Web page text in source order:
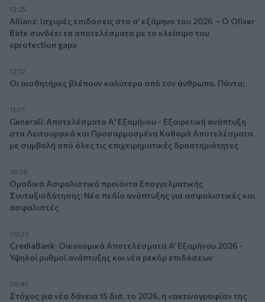
12:25
Allianz: Ισχυρές επιδόσεις στο α’ εξάμηνο του 2026 – Ο Oliver
Bäte συνδέει τα αποτελέσματα με το κλείσιμο του
«protection gap»
12:12
Οι αισθητήρες βλέπουν καλύτερα από τον άνθρωπο. Πάντα;
11:01
Generali: Αποτελέσματα Α' Εξαμήνου - Εξαιρετική ανάπτυξη
στα Λειτουργικά και Προσαρμοσμένα Καθαρά Αποτελέσματα
με συμβολή από όλες τις επιχειρηματικές δραστηριότητες
10:28
Ομαδικά Ασφαλιστικά προϊόντα Επαγγελματικής
Συνταξιοδότησης: Νέο πεδίο ανάπτυξης για ασφαλιστικές και
ασφαλιστές
09:23
CrediaBank: Οικονομικά Αποτελέσματα A’ Εξαμήνου 2026 -
Υψηλοί ρυθμοί ανάπτυξης και νέα ρεκόρ επιδόσεων
08:45
Στόχος για νέα δάνεια 15 δισ. το 2026, η «ακτινογραφία» της